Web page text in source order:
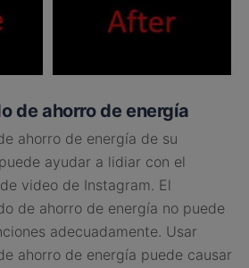
de ahorro de energía
ahorro de energía de su
ayudar a lidiar con el
video de Instagram. El
de ahorro de energía no puede
adecuadamente. Usar
ahorro de energía puede causar